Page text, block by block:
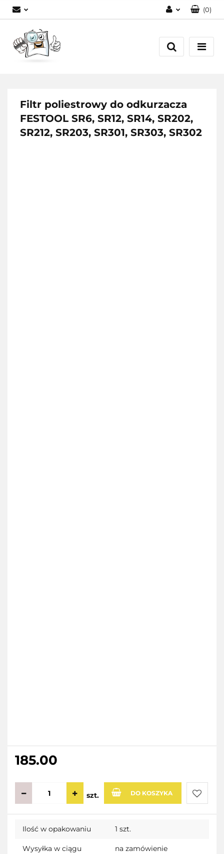
Zarejestruj się
(0)
Filtr poliestrowy do odkurzacza
FESTOOL SR6, SR12, SR14, SR202,
SR212, SR203, SR301, SR303, SR302
185.00
szt. DO KOSZYKA
Do
Ilość w opakowaniu 1 szt.
Wysyłka w ciągu na zamówienie